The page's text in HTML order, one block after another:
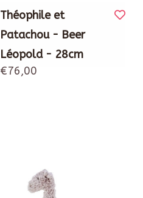
Théophile et
Patachou - Beer
Léopold - 28cm
€76,00